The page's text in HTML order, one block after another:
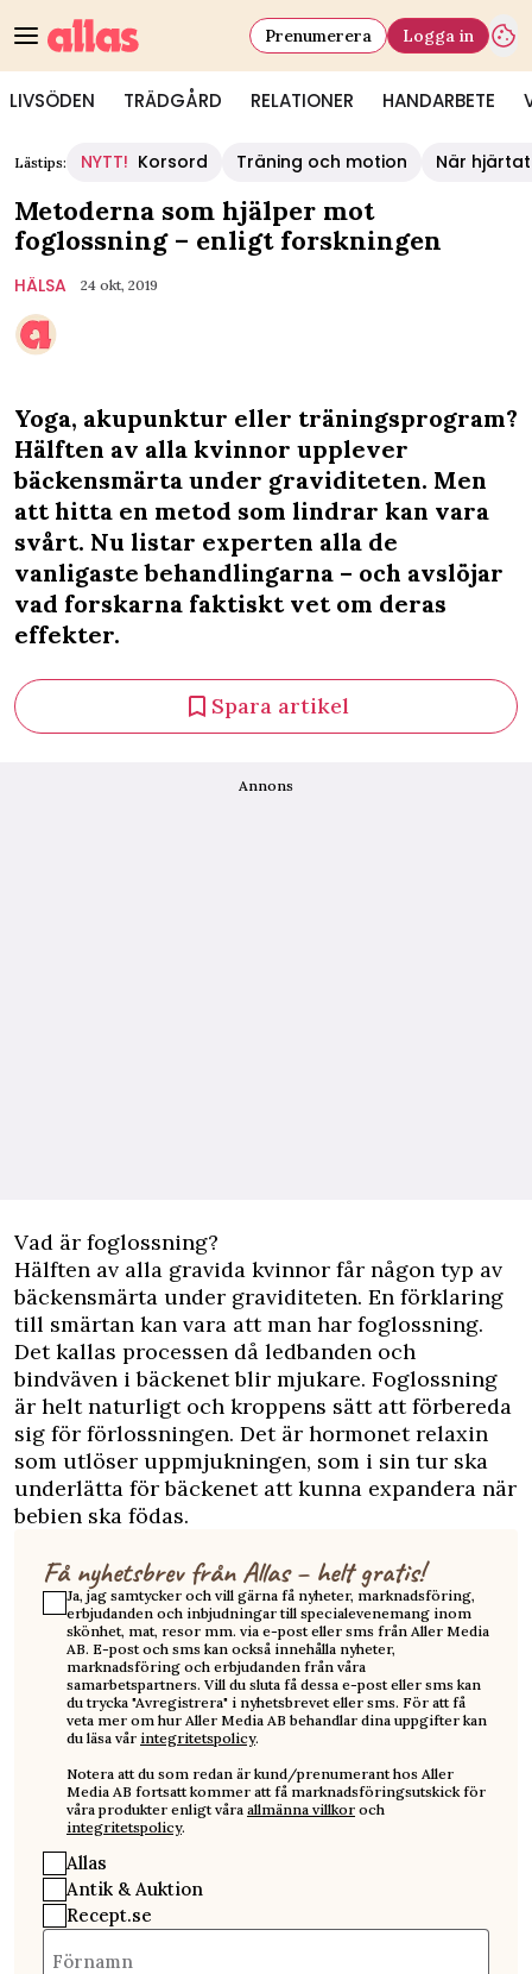
LIVSÖDEN TRÄDGÅRD RELATIONER HANDARBETE
Prenumerera Logga in
Lästips: NYTT! Korsord Träning och motion När
Metoderna som hjälper mot
foglossning – enligt forskningen
HÄLSA 24 okt, 2019
Yoga, akupunktur eller träningsprogram?
Hälften av alla kvinnor upplever
bäckensmärta under graviditeten. Men
att hitta en metod som lindrar kan vara
svårt. Nu listar experten alla de
vanligaste behandlingarna – och avslöjar
vad forskarna faktiskt vet om deras
effekter.
Spara artikel
Annons
Vad är foglossning?
Hälften av alla gravida kvinnor får någon typ av
bäckensmärta under graviditeten. En förklaring
till smärtan kan vara att man har foglossning.
Det kallas processen då ledbanden och
bindväven i bäckenet blir mjukare. Foglossning
är helt naturligt och kroppens sätt att förbereda
sig för förlossningen. Det är hormonet relaxin
som utlöser uppmjukningen, som i sin tur ska
underlätta för bäckenet att kunna expandera när
bebien ska födas.
Få nyhetsbrev från Allas – helt gratis!
Ja, jag samtycker och vill gärna få nyheter, marknadsföring,
erbjudanden och inbjudningar till specialevenemang inom
skönhet, mat, resor mm. via e-post eller sms från Aller Media
AB. E-post och sms kan också innehålla nyheter,
marknadsföring och erbjudanden från våra
samarbetspartners. Vill du sluta få dessa e-post eller sms kan
du trycka "Avregistrera" i nyhetsbrevet eller sms. För att få
veta mer om hur Aller Media AB behandlar dina uppgifter kan
du läsa vår integritetspolicy.
Notera att du som redan är kund/prenumerant hos Aller
Media AB fortsatt kommer att få marknadsföringsutskick för
våra produkter enligt våra allmänna villkor och
integritetspolicy.
Allas
Antik & Auktion
Recept.se
Förnamn